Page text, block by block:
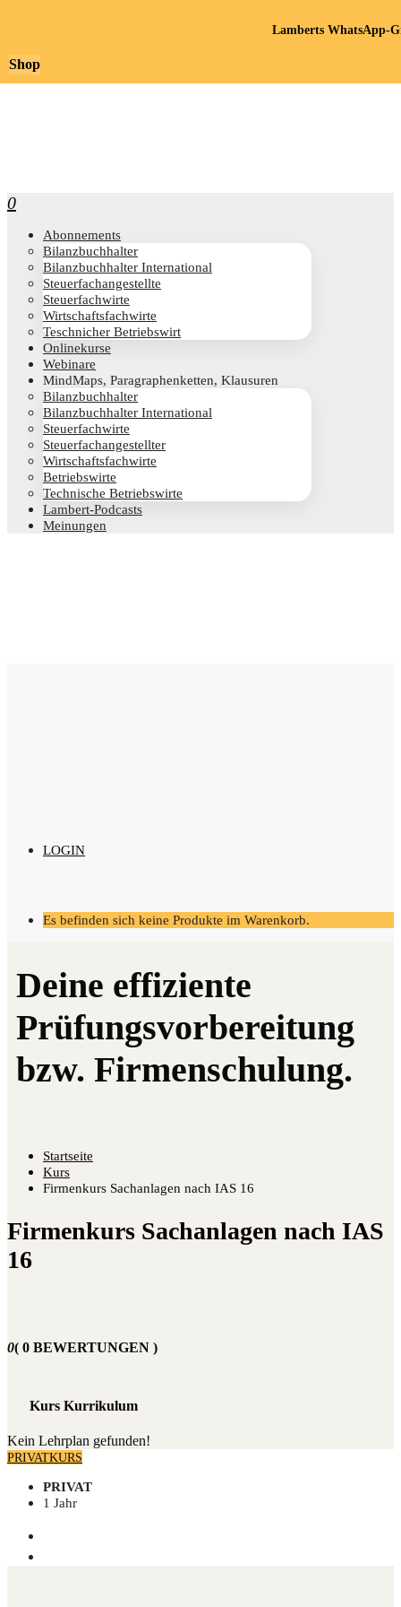
0
Abon­ne­ments
Bilanz­buch­hal­ter
Bilanz­buch­hal­ter International
Steu­er­fach­an­ge­stell­te
Steu­er­fach­wir­te
Wirt­schafts­fach­wir­te
Teschni­cher Betriebswirt
Online­kur­se
Web­i­na­re
Mind­Maps, Para­gra­phen­ket­ten, Klausuren
Bilanz­buch­hal­ter
Bilanz­buch­hal­ter International
Steu­er­fach­wir­te
Steu­er­fach­an­ge­stell­ter
Wirt­schafts­fach­wir­te
Betriebs­wir­te
Tech­ni­sche Betriebswirte
Lam­­bert-Pod­­casts
Mei­nun­gen
LOGIN
Es befinden sich keine Produkte im Warenkorb.
Startseite
Kurs
Firmenkurs Sachanlagen nach IAS 16
Firmenkurs Sachanlagen nach IAS
16
0( 0 BEWERTUNGEN )
Kurs Kurrikulum
Kein Lehrplan gefunden!
PRIVATKURS
PRIVAT
1 Jahr
Shop
Lamberts WhatsApp-